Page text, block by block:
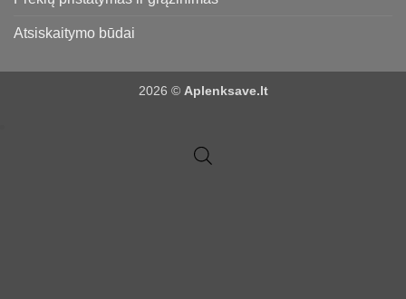
Atsiskaitymo būdai
2026 © Aplenksave.lt